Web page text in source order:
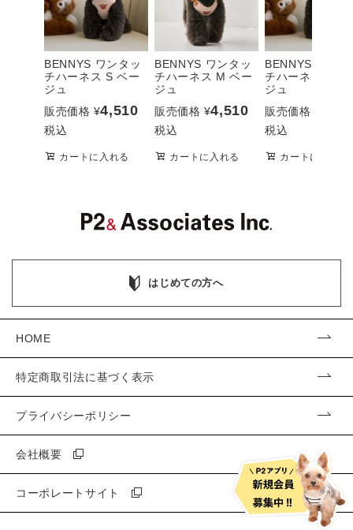
BENNYS ワンタッ
チハーネス S ベー
ジュ
販売価格 ¥4,510
税込
カートに入れる
BENNYS ワンタッ
チハーネス M ベー
ジュ
販売価格 ¥4,510
税込
カートに入れる
BENNYS ワンタ
チハーネス L ベ
ジュ
販売価格
税込
カートに入れる
はじめての方へ
HOME
特定商取引法に基づく表示
プライバシーポリシー
会社概要
コーポレートサイト